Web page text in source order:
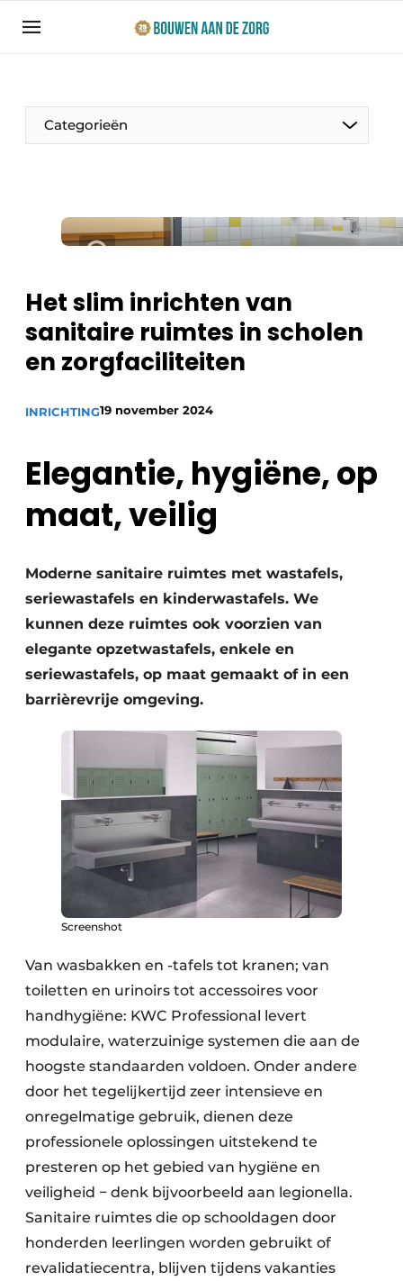
Aanmelden
Bedrijven
Bouwen aan de Zorg | Vakblad over bouw en
Direct contact
Jaarboek
Jubileumboek
Meest gelezen
Nieuwsbrief
Podcasts
Vacature aanmelden
Vacatures
Categorieën
Productinformatie
Ziekenhuizen
Woonzorg & Verpleeghuizen
Privéklinieken
Laboratoria
Het slim inrichten van
sanitaire ruimtes in scholen
en zorgfaciliteiten
INRICHTING19 november 2024
Elegantie, hygiëne, op
maat, veilig
Moderne sanitaire ruimtes met wastafels,
seriewastafels en kinderwastafels. We
kunnen deze ruimtes ook voorzien van
elegante opzetwastafels, enkele en
seriewastafels, op maat gemaakt of in een
barrièrevrije omgeving.
Screenshot
Van wasbakken en -tafels tot kranen; van
toiletten en urinoirs tot accessoires voor
handhygiëne: KWC Professional levert
modulaire, waterzuinige systemen die aan de
hoogste standaarden voldoen. Onder andere
door het tegelijkertijd zeer intensieve en
onregelmatige gebruik, dienen deze
professionele oplossingen uitstekend te
presteren op het gebied van hygiëne en
veiligheid − denk bijvoorbeeld aan legionella.
Sanitaire ruimtes die op schooldagen door
honderden leerlingen worden gebruikt of
revalidatiecentra, blijven tijdens vakanties